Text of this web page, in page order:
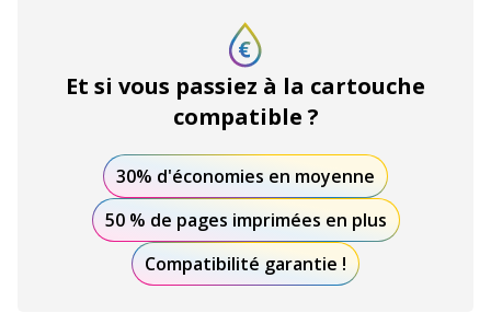
Et si vous passiez à la cartouche
compatible ?
30% d'économies en moyenne
50 % de pages imprimées en plus
Compatibilité garantie !